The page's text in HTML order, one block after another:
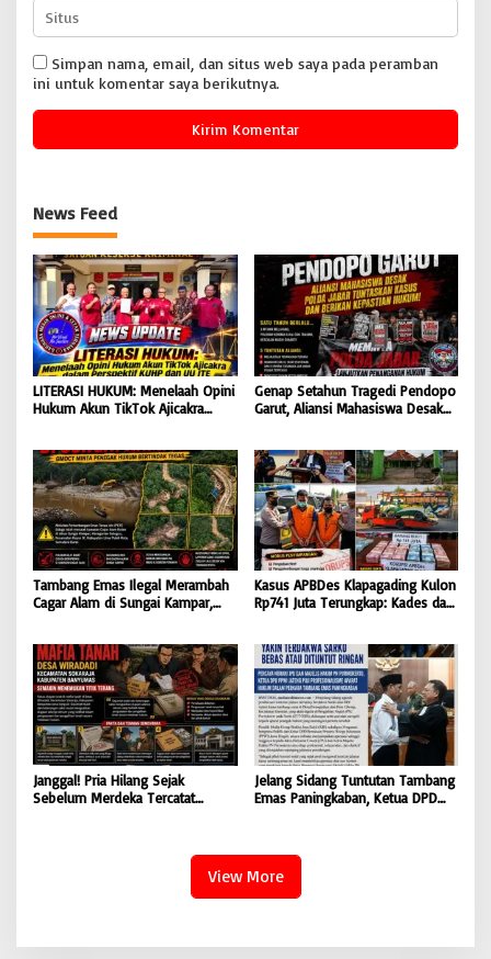
Simpan nama, email, dan situs web saya pada peramban
ini untuk komentar saya berikutnya.
News Feed
LITERASI HUKUM: Menelaah Opini
Hukum Akun TikTok Ajicakra
Genap Setahun Tragedi Pendopo
Garut, Aliansi Mahasiswa Desak
Tambang Emas Ilegal Merambah
Cagar Alam di Sungai Kampar,
Kasus APBDes Klapagading Kulon
Rp741 Juta Terungkap: Kades dan
Janggal! Pria Hilang Sejak
Sebelum Merdeka Tercatat
Jelang Sidang Tuntutan Tambang
Emas Paningkaban, Ketua DPD
Terdakwa Sarko Bebas atau
Dituntut Ringan
View More